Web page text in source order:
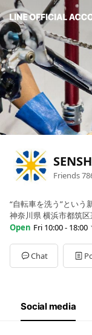
Friends
“自転車を洗う”という
神奈川県 横浜市都筑
Open Fri 10:00 - 18:00
Sun10:00 - 18:00
Mon10:00 - 18:00
Tue
10:00 - 18:00
Sat10:00 - 18:00
Chat
Social media